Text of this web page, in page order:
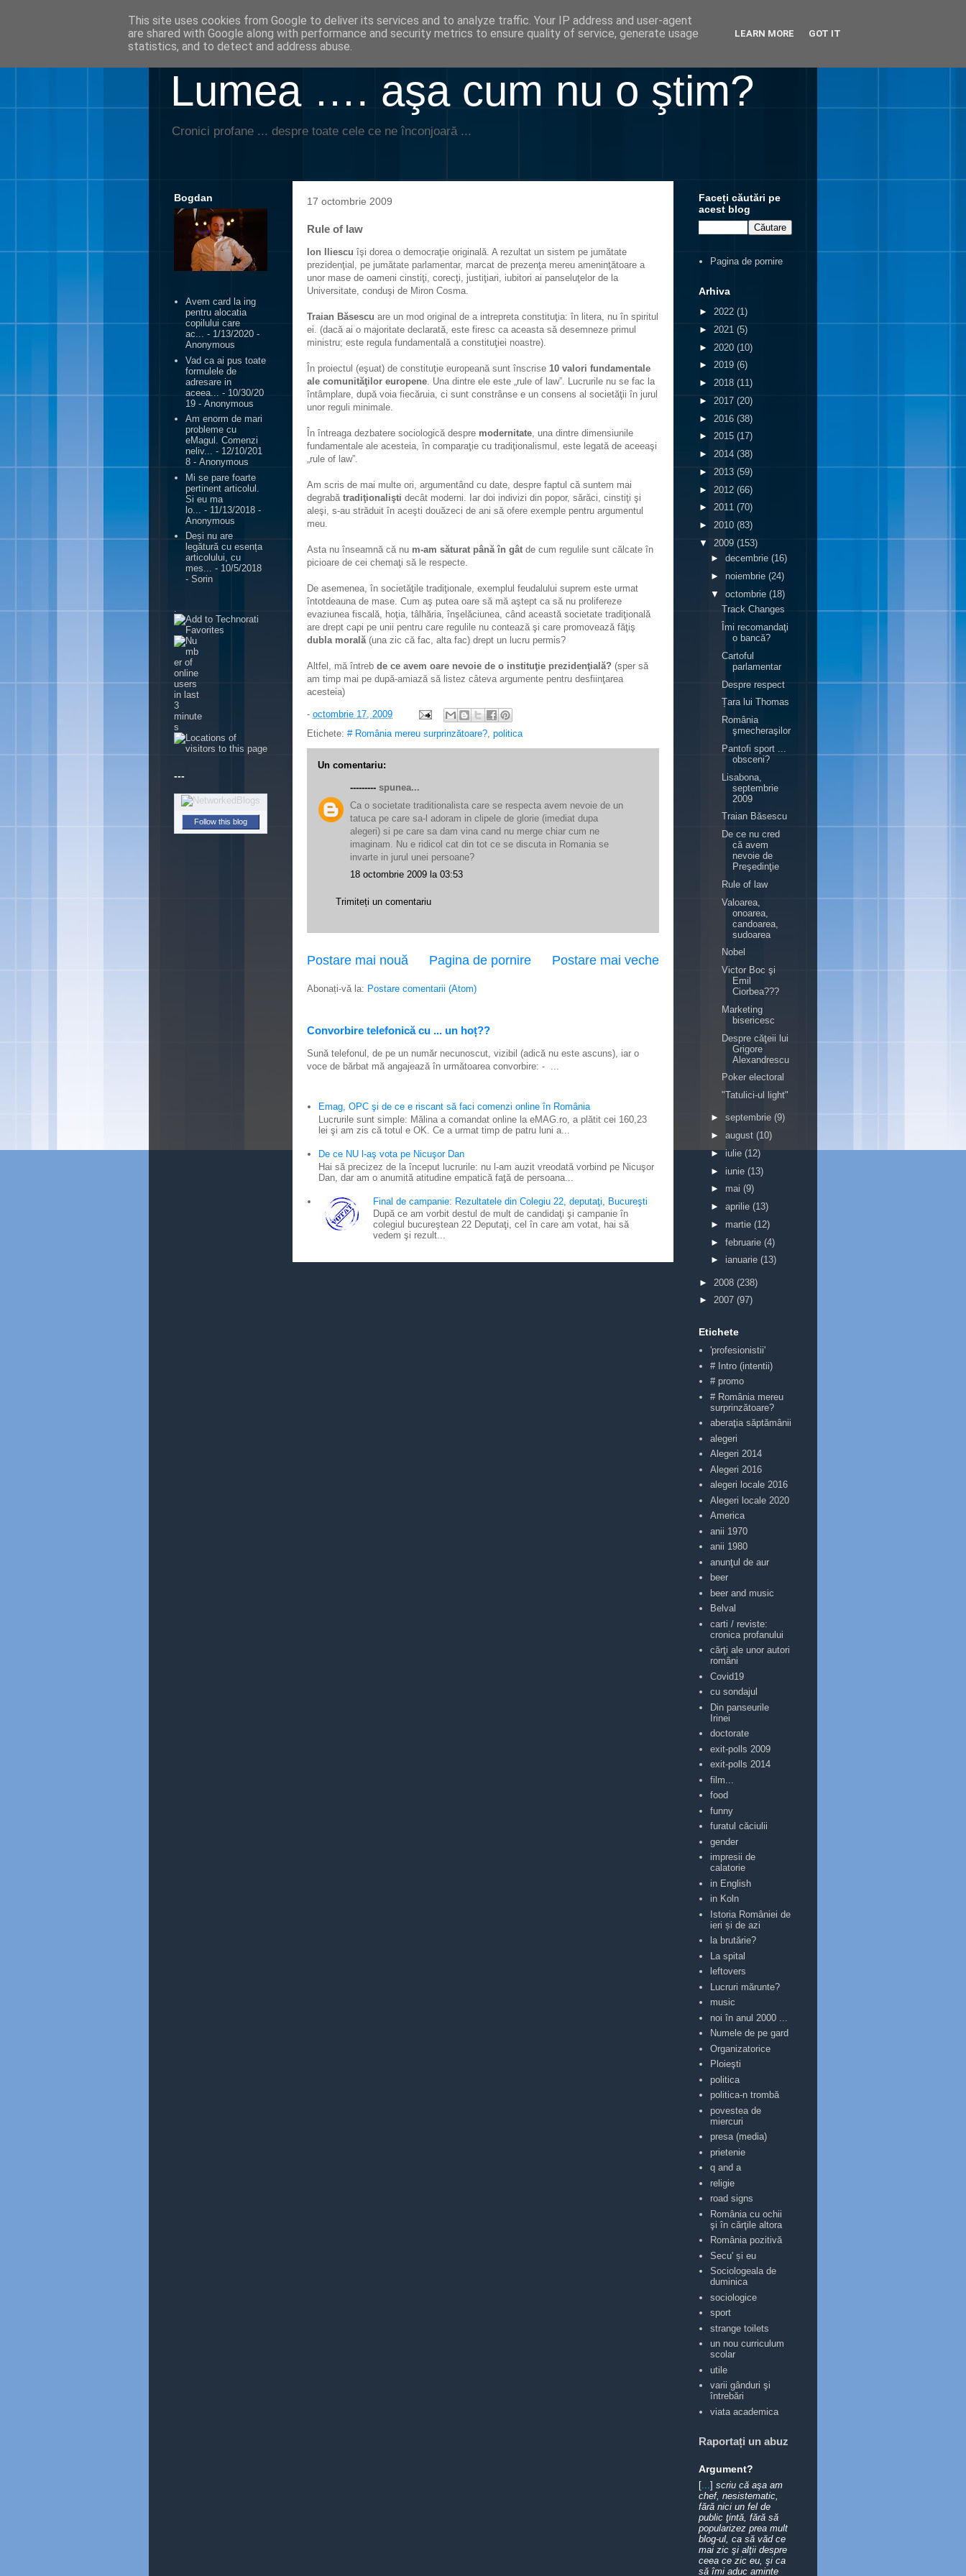
Lumea …. aşa cum nu o ştim?
Cronici profane ... despre toate cele ce ne înconjoară ...
17 octombrie 2009
Rule of law
Ion Iliescu îşi dorea o democraţie originală. A rezultat un sistem pe jumătate
prezidenţial, pe jumătate parlamentar, marcat de prezenţa mereu ameninţătoare a
unor mase de oameni cinstiţi, corecţi, justiţiari, iubitori ai panseluţelor de la
Universitate, conduşi de Miron Cosma.
Traian Băsescu are un mod original de a intrepreta constituţia: în litera, nu în spiritul
ei. (dacă ai o majoritate declarată, este firesc ca aceasta să desemneze primul
ministru; este regula fundamentală a constituţiei noastre).
În proiectul (eşuat) de constituţie europeană sunt înscrise 10 valori fundamentale
ale comunităţilor europene. Una dintre ele este „rule of law”. Lucrurile nu se fac la
întâmplare, după voia fiecăruia, ci sunt constrânse e un consens al societăţii în jurul
unor reguli minimale.
În întreaga dezbatere sociologică despre modernitate, una dintre dimensiunile
fundamentale ale acesteia, în comparaţie cu tradiţionalismul, este legată de aceeaşi
„rule of law”.
Am scris de mai multe ori, argumentând cu date, despre faptul că suntem mai
degrabă tradiţionalişti decât moderni. Iar doi indivizi din popor, sărăci, cinstiţi şi
aleşi, s-au străduit în aceşti douăzeci de ani să ofere exemple pentru argumentul
meu.
Asta nu înseamnă că nu m-am săturat până în gât de cum regulile sunt călcate în
picioare de cei chemaţi să le respecte.
De asemenea, în societăţile tradiţionale, exemplul feudalului suprem este urmat
întotdeauna de mase. Cum aş putea oare să mă aştept ca să nu prolifereze
evaziunea fiscală, hoţia, tâlhăria, înşelăciunea, când această societate tradiţională
are drept capi pe unii pentru care regulile nu contează şi care promovează făţiş
dubla morală(una zic că fac, alta fac) drept un lucru permis?
Altfel, mă întreb de ce avem oare nevoie de o instituţie prezidenţială? (sper să
am timp mai pe după-amiază să listez câteva argumente pentru desfiinţarea
acesteia)
- octombrie 17, 2009
Etichete: # România mereu surprinzătoare?, politica
Un comentariu:
--------- spunea...
Ca o societate traditionalista care se respecta avem nevoie de un
tatuca pe care sa-l adoram in clipele de glorie (imediat dupa
alegeri) si pe care sa dam vina cand nu merge chiar cum ne
imaginam. Nu e ridicol cat din tot ce se discuta in Romania se
invarte in jurul unei persoane?
18 octombrie 2009 la 03:53
Trimiteți un comentariu
Postare mai nouă Postare mai veche
Pagina de pornire
Abonați-vă la: Postare comentarii (Atom)
Convorbire telefonică cu ... un hoț??
Sună telefonul, de pe un număr necunoscut, vizibil (adică nu este ascuns), iar o
voce de bărbat mă angajează în următoarea convorbire: - ...
Emag, OPC şi de ce e riscant să faci comenzi online în România
Lucrurile sunt simple: Mălina a comandat online la eMAG.ro, a plătit cei 160,23
lei şi am zis că totul e OK. Ce a urmat timp de patru luni a...
De ce NU l-aş vota pe Nicuşor Dan
Hai să precizez de la început lucrurile: nu l-am auzit vreodată vorbind pe Nicuşor
Dan, dar am o anumită atitudine empatică faţă de persoana...
Final de campanie: Rezultatele din Colegiu 22, deputaţi, Bucureşti
După ce am vorbit destul de mult de candidaţi şi campanie în
colegiul bucureştean 22 Deputaţi, cel în care am votat, hai să
vedem şi rezult...
Bogdan
Avem card la ing
pentru alocatia
copilului care
ac... - 1/13/2020 -
Anonymous
Vad ca ai pus toate
formulele de
adresare in
aceea...
- 10/30/20
19 - Anonymous
Am enorm de mari
probleme cu
eMagul. Comenzi
neliv... - 12/10/201
8 - Anonymous
Mi se pare foarte
pertinent articolul.
Si eu ma
lo...
- 11/13/2018 -
Anonymous
Deși nu are
legătură cu esența
articolului, cu
mes... - 10/5/2018
- Sorin
---
Follow this blog
Faceți căutări pe
acest blog
Pagina de pornire
Arhiva
► 2022 (1)
► 2021 (5)
► 2020 (10)
► 2019 (6)
► 2018 (11)
► 2017 (20)
► 2016 (38)
► 2015 (17)
► 2014 (38)
► 2013 (59)
► 2012 (66)
► 2011 (70)
► 2010 (83)
▼ 2009 (153)
► decembrie (16)
► noiembrie (24)
▼ octombrie (18)
Track Changes
Îmi recomandaţi
o bancă?
Cartoful
parlamentar
Despre respect
Țara lui Thomas
România
şmecheraşilor
Pantofi sport ...
obsceni?
Lisabona,
septembrie
2009
Traian Băsescu
De ce nu cred
că avem
nevoie de
Preşedinţie
Rule of law
Valoarea,
onoarea,
candoarea,
sudoarea
Nobel
Victor Boc şi
Emil
Ciorbea???
Marketing
bisericesc
Despre căţeii lui
Grigore
Alexandrescu
Poker electoral
"Tatulici-ul light"
► septembrie (9)
► august (10)
►iulie (12)
► iunie (13)
► mai (9)
► aprilie (13)
► martie (12)
► februarie (4)
► ianuarie (13)
► 2008 (238)
► 2007 (97)
Etichete
'profesionistii'
# Intro (intentii)
# promo
# România mereu
surprinzătoare?
aberaţia săptămânii
alegeri
Alegeri 2014
Alegeri 2016
alegeri locale 2016
Alegeri locale 2020
America
anii 1970
anii 1980
anunţul de aur
beer
beer and music
Belval
carti / reviste:
cronica profanului
cărţi ale unor autori
români
Covid19
cu sondajul
Din panseurile
Irinei
doctorate
exit-polls 2009
exit-polls 2014
film...
food
funny
furatul căciulii
gender
impresii de
calatorie
in English
in Koln
Istoria României de
ieri și de azi
la brutărie?
La spital
leftovers
Lucruri mărunte?
music
noi în anul 2000 ...
Numele de pe gard
Organizatorice
Ploieşti
politica
politica-n trombă
povestea de
miercuri
presa (media)
prietenie
q and a
religie
road signs
România cu ochii
şi în cărţile altora
România pozitivă
Secu' și eu
Sociologeala de
duminica
sociologice
sport
strange toilets
un nou curriculum
scolar
utile
varii gânduri şi
întrebări
viata academica
Raportați un abuz
Argument?
[ ] scriu că aşa am
chef, nesistematic,
fără nici un fel de
public ţintă, fără să
popularizez prea mult
blog-ul, ca să văd ce
mai zic şi alţii despre
ceea ce zic eu, şi ca
să îmi aduc aminte
This site uses cookies from Google to deliver its services and to analyze traffic. Your IP address and user-agent
are shared with Google along with performance and security metrics to ensure quality of service, generate usage
statistics, and to detect and address abuse.
LEARN MORE GOT IT